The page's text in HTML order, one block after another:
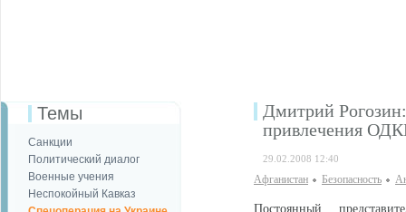
Темы
Санкции
Политический диалог
Военные учения
Неспокойный Кавказ
Дмитрий
привлечения
29.02.2008 12:40
Афганистан Безопаcность
Постоянный